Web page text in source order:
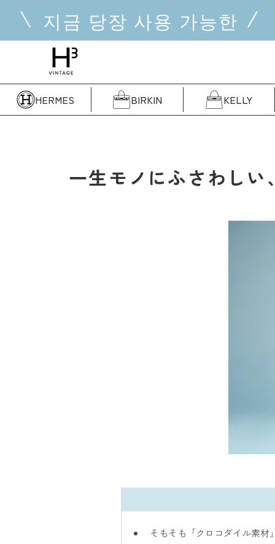
다
지금 당장 사용 가능한
HERMES BIRKIN KELLY
一生モノにふさわし
そもそも「クロコダイル素材